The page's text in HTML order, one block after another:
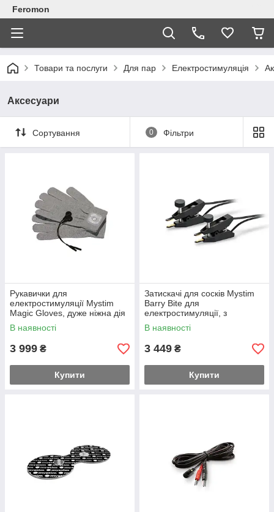
Feromon
Товари та послуги Для пар Електростимуляція
Аксесуари
Сортування 0 Фільтри
Рукавички для
електростимуляції Mystim
Magic Gloves, дуже ніжна дія
Feromon
В наявності
3 999 ₴
Купити
Затискачі для сосків Mystim
Barry Bite для
електростимуляції, з
гвинтовим регулюванням
Feromon
В наявності
3 449 ₴
Купити